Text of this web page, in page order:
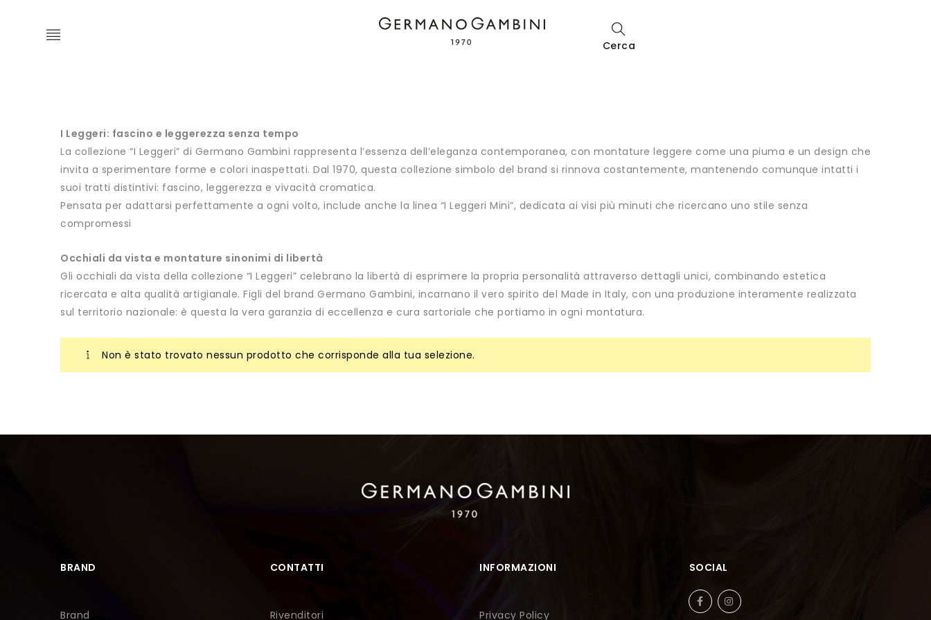
Cerca
I Leggeri: fascino e leggerezza senza tempo
La collezione “I Leggeri” di Germano Gambini rappresenta l’essenza dell’eleganza contemporanea, con montature leggere come una piuma e un design che
invita a sperimentare forme e colori inaspettati. Dal 1970, questa collezione simbolo del brand si rinnova costantemente, mantenendo comunque intatti i
suoi tratti distintivi: fascino, leggerezza e vivacità cromatica.
Pensata per adattarsi perfettamente a ogni volto, include anche la linea “I Leggeri Mini”, dedicata ai visi più minuti che ricercano uno stile senza
compromessi
Occhiali da vista e montature sinonimi di libertà
Gli occhiali da vista della collezione “I Leggeri” celebrano la libertà di esprimere la propria personalità attraverso dettagli unici, combinando estetica
ricercata e alta qualità artigianale. Figli del brand Germano Gambini, incarnano il vero spirito del Made in Italy, con una produzione interamente realizzata
sul territorio nazionale: è questa la vera garanzia di eccellenza e cura sartoriale che portiamo in ogni montatura.
Non è stato trovato nessun prodotto che corrisponde alla tua selezione.
BRAND
Brand
CONTATTI
Rivenditori
INFORMAZIONI
Privacy Policy
SOCIAL